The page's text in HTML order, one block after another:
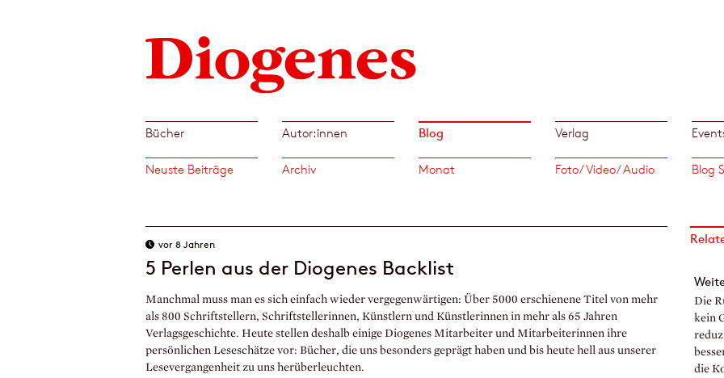
Bücher Autor:innen Blog Verlag
Neuste Beiträge Archiv Monat Foto/ Video/ Audio
vor 8 Jahren
5 Perlen aus der Diogenes Backlist
Manchmal muss man es sich einfach wieder vergegenwärtigen: Über 5000 erschienene Titel von mehr
als 800 Schriftstellern, Schriftstellerinnen, Künstlern und Künstlerinnen in mehr als 65 Jahren
Verlagsgeschichte. Heute stellen deshalb einige Diogenes Mitarbeiter und Mitarbeiterinnen ihre
persönlichen Leseschätze vor: Bücher, die uns besonders geprägt haben und bis heute hell aus unserer
Lesevergangenheit zu uns herüberleuchten.
Die
kein
die